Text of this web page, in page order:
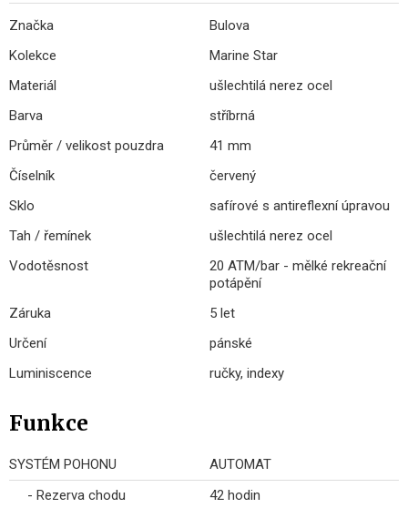
Značka
Bulova
Kolekce
Marine Star
Materiál
ušlechtilá nerez ocel
Barva
stříbrná
Průměr / velikost pouzdra
41 mm
Číselník
červený
Sklo
safírové s antireflexní úpravou
Tah / řemínek
ušlechtilá nerez ocel
Vodotěsnost
20 ATM/bar - mělké rekreační
potápění
Záruka
5 let
Určení
pánské
Luminiscence
ručky, indexy
Funkce
SYSTÉM POHONU
AUTOMAT
- Rezerva chodu
42 hodin